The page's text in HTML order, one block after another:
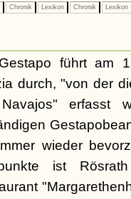
Chronik Lexikon Chronik Lexikon
führt am
durch, "von der
erfasst
wieder
ist